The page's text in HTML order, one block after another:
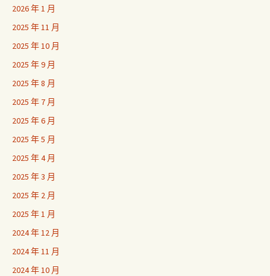
2026 年 1 月
2025 年 11 月
2025 年 10 月
2025 年 9 月
2025 年 8 月
2025 年 7 月
2025 年 6 月
2025 年 5 月
2025 年 4 月
2025 年 3 月
2025 年 2 月
2025 年 1 月
2024 年 12 月
2024 年 11 月
2024 年 10 月